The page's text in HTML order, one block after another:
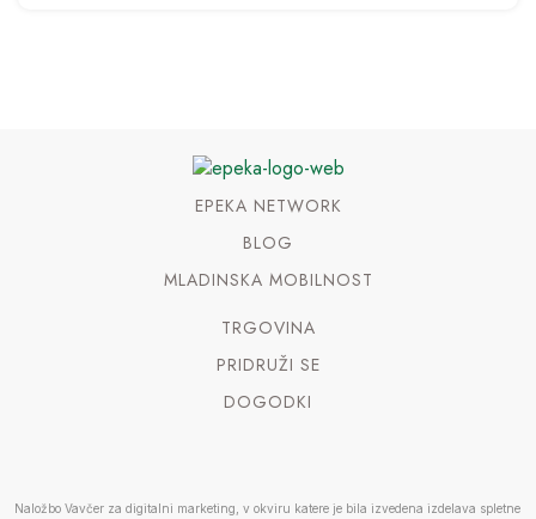
EPEKA NETWORK
BLOG
MLADINSKA MOBILNOST
TRGOVINA
PRIDRUŽI SE
DOGODKI
Naložbo Vavčer za digitalni marketing, v okviru katere je bila izvedena izdelava spletne